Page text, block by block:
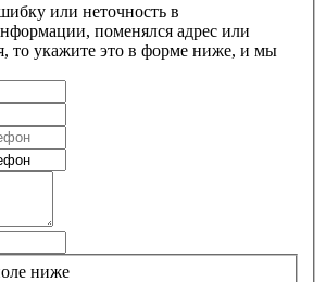
или неточность в
поменялся адрес или
то укажите это в форме ниже, и мы
ниже